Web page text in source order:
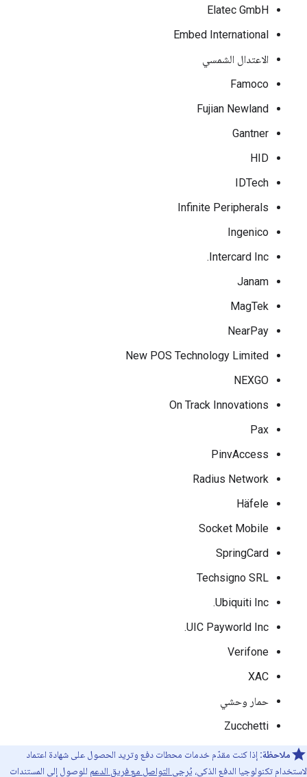
Elatec GmbH
Embed International
الاعتدال الشمسي
Famoco
Fujian Newland
Gantner
HID
IDTech
Infinite Peripherals
Ingenico
Intercard Inc.
Janam
MagTek
NearPay
New POS Technology Limited
NEXGO
On Track Innovations
Pax
PinvAccess
Radius Network
Häfele
Socket Mobile
SpringCard
Techsigno SRL
Ubiquiti Inc.
UIC Payworld Inc.
Verifone
XAC
حمار وحشي
Zucchetti
ملاحظة: إذا كنت مقدّم خدمات محطات دفع وتريد الحصول على شهادة اعتماد
لاستخدام تكنولوجيا الدفع الذكي، يُرجى التواصل مع فريق الدعم للوصول إلى المستندات